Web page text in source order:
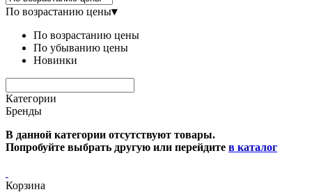
По возрастанию цены▾
По возрастанию цены
По убыванию цены
Новинки
Категории
Бренды
В данной категории отсутствуют товары.
Попробуйте выбрать другую или перейдите в каталог
Корзина